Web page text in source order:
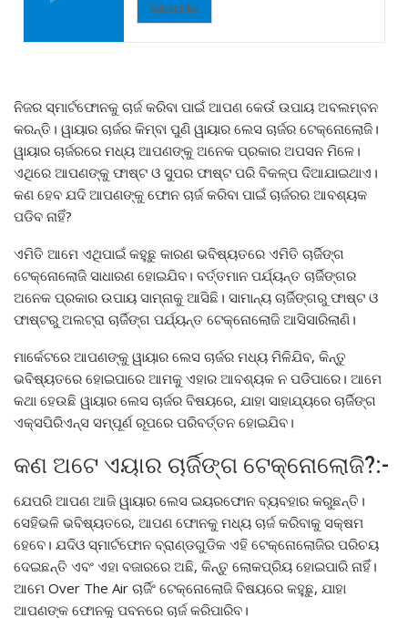
Subscribe
ନିଜର ସ୍ମାର୍ଟଫୋନକୁ ଚାର୍ଜ କରିବା ପାଇଁ ଆପଣ କେଉଁ ଉପାୟ ଅବଲମ୍ବନ
କରନ୍ତି। ୱାୟାର ଚାର୍ଜର କିମ୍ବା ପୁଣି ୱାୟାର ଲେସ ଚାର୍ଜର ଟେକ୍ନୋଲୋଜି।
ୱାୟାର ଚାର୍ଜରରେ ମଧ୍ୟ ଆପଣଙ୍କୁ ଅନେକ ପ୍ରକାର ଅପସନ ମିଳେ।
ଏଥିରେ ଆପଣଙ୍କୁ ଫାଷ୍ଟ ଓ ସୁପର ଫାଷ୍ଟ ପରି ବିକଳ୍ପ ଦିଆଯାଇଥାଏ।
କଣ ହେବ ଯଦି ଆପଣଙ୍କୁ ଫୋନ ଚାର୍ଜ କରିବା ପାଇଁ ଚାର୍ଜରର ଆବଶ୍ୟକ
ପଡିବ ନାହିଁ?
ଏମିତି ଆମେ ଏଥିପାଇଁ କହୁଛୁ କାରଣ ଭବିଷ୍ୟତରେ ଏମିତି ଚାର୍ଜିଙ୍ଗ
ଟେକ୍ନୋଲୋଜି ସାଧାରଣ ହୋଇଯିବ। ବର୍ତ୍ତମାନ ପର୍ଯ୍ୟନ୍ତ ଚାର୍ଜିଙ୍ଗର
ଅନେକ ପ୍ରକାର ଉପାୟ ସାମ୍ନାକୁ ଆସିଛି। ସାମାନ୍ୟ ଚାର୍ଜିଙ୍ଗରୁ ଫାଷ୍ଟ ଓ
ଫାଷ୍ଟରୁ ଅଲଟ୍ରା ଚାର୍ଜିଙ୍ଗ ପର୍ଯ୍ୟନ୍ତ ଟେକ୍ନୋଲୋଜି ଆସିସାରିଲାଣି।
ମାର୍କେଟରେ ଆପଣଙ୍କୁ ୱାୟାର ଲେସ ଚାର୍ଜର ମଧ୍ୟ ମିଳିଯିବ, କିନ୍ତୁ
ଭବିଷ୍ୟତରେ ହୋଇପାରେ ଆମକୁ ଏହାର ଆବଶ୍ୟକ ନ ପଡିପାରେ। ଆମେ
କଥା ହେଉଛି ୱାୟାର ଲେସ ଚାର୍ଜର ବିଷୟରେ, ଯାହା ସାହାଯ୍ୟରେ ଚାର୍ଜିଙ୍ଗ
ଏକ୍ସପିରିଏନ୍ସ ସମ୍ପୂର୍ଣ ରୂପରେ ପରିବର୍ତ୍ତନ ହୋଇଯିବ।
କଣ ଅଟେ ଏୟାର ଚାର୍ଜିଙ୍ଗ ଟେକ୍ନୋଲୋଜି?:-
ଯେପରି ଆପଣ ଆଜି ୱାୟାର ଲେସ ଇୟରଫୋନ ବ୍ୟବହାର କରୁଛନ୍ତି।
ସେହିଭଳି ଭବିଷ୍ୟତରେ, ଆପଣ ଫୋନକୁ ମଧ୍ୟ ଚାର୍ଜ କରିବାକୁ ସକ୍ଷମ
ହେବେ। ଯଦିଓ ସ୍ମାର୍ଟଫୋନ ବ୍ରାଣ୍ଡଗୁଡିକ ଏହି ଟେକ୍ନୋଲୋଜିର ପରିଚୟ
ଦେଇଛନ୍ତି ଏବଂ ଏହା ବଜାରରେ ଅଛି, କିନ୍ତୁ ଲୋକପ୍ରିୟ ହୋଇପାରି ନାହିଁ।
ଆମେ Over The Air ଚାର୍ଜିଂ ଟେକ୍ନୋଲୋଜି ବିଷୟରେ କହୁଛୁ, ଯାହା
ଆପଣଙ୍କ ଫୋନକୁ ପବନରେ ଚାର୍ଜ କରିପାରିବ।